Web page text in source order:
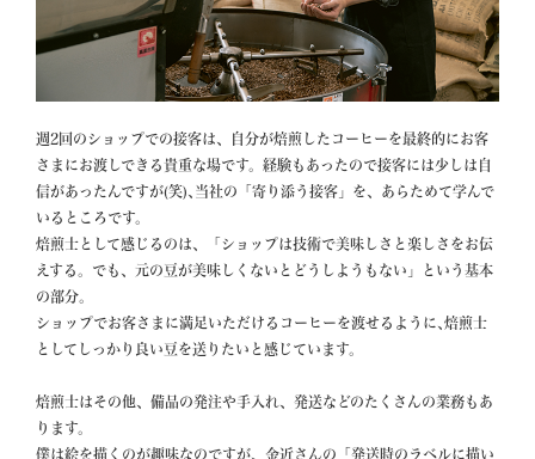
週2回のショップでの接客は、自分が焙煎したコーヒーを最終的にお客
さまにお渡しできる貴重な場です。経験もあったので接客には少しは自
信があったんですが(笑)､当社の「寄り添う接客」を、あらためて学んで
いるところです。
焙煎士として感じるのは、「ショップは技術で美味しさと楽しさをお伝
えする。でも、元の豆が美味しくないとどうしようもない」という基本
の部分。
ショップでお客さまに満足いただけるコーヒーを渡せるように､焙煎士
としてしっかり良い豆を送りたいと感じています。
焙煎士はその他、備品の発注や手入れ、発送などのたくさんの業務もあ
ります。
僕は絵を描くのが趣味なのですが、金近さんの「発送時のラベルに描い